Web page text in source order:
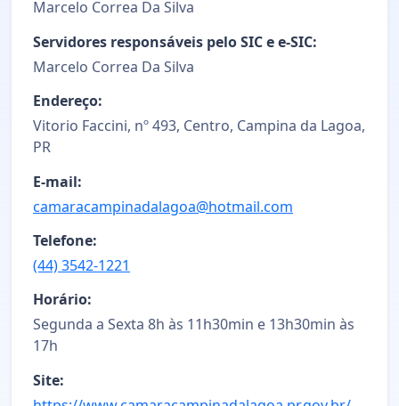
Marcelo Correa Da Silva
Servidores responsáveis pelo SIC e e-SIC:
Marcelo Correa Da Silva
Endereço:
Vitorio Faccini, nº 493, Centro, Campina da Lagoa,
PR
E-mail:
camaracampinadalagoa@hotmail.com
Telefone:
(44) 3542-1221
Horário:
Segunda a Sexta 8h às 11h30min e 13h30min às
17h
Site: